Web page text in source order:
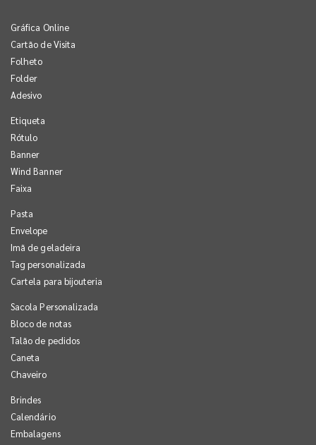
Gráfica Online
Cartão de Visita
Folheto
Folder
Adesivo
Etiqueta
Rótulo
Banner
Wind Banner
Faixa
Pasta
Envelope
Imã de geladeira
Tag personalizada
Cartela para bijouteria
Sacola Personalizada
Bloco de notas
Talão de pedidos
Caneta
Chaveiro
Brindes
Calendário
Embalagens